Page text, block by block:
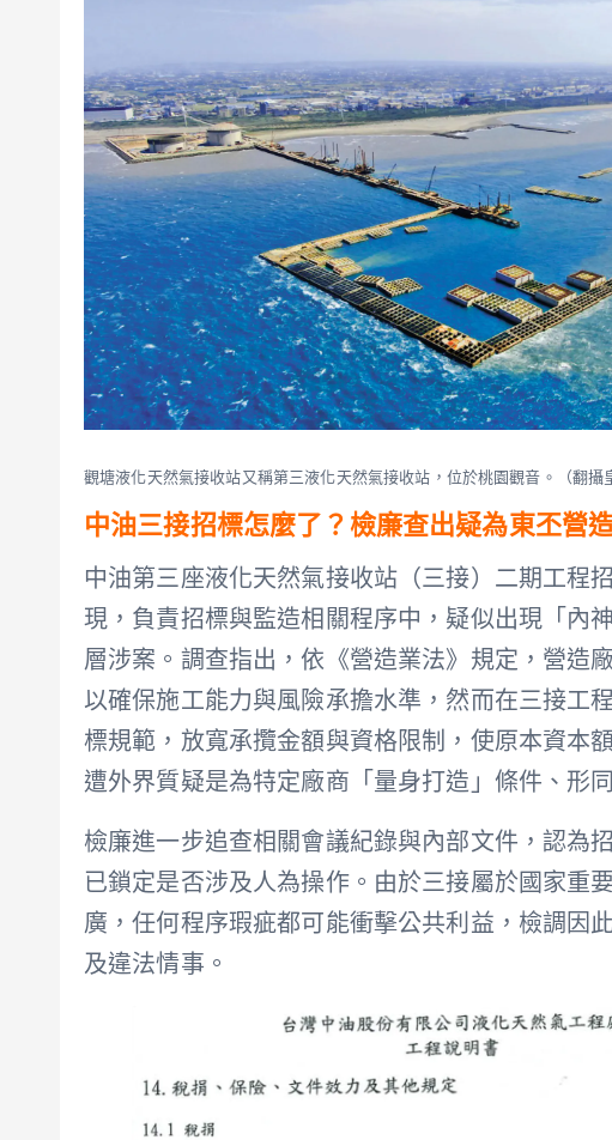
觀塘液化天然氣接收站又稱第三液化天然氣接收站，位於桃園觀音。（翻攝
中油三接招標怎麼了？檢廉查出疑為東丕營
中油第三座液化天然氣接收站（三接）二期工程
現，負責招標與監造相關程序中，疑似出現「內
層涉案。調查指出，依《營造業法》規定，營造
以確保施工能力與風險承擔水準，然而在三接工
標規範，放寬承攬金額與資格限制，使原本資本
遭外界質疑是為特定廠商「量身打造」條件、形
檢廉進一步追查相關會議紀錄與內部文件，認為
已鎖定是否涉及人為操作。由於三接屬於國家重
廣，任何程序瑕疵都可能衝擊公共利益，檢調因
及違法情事。